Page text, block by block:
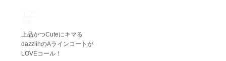
1.25
上品かつCuteにキマる
dazzlinのAラインコートが
LOVEコール！